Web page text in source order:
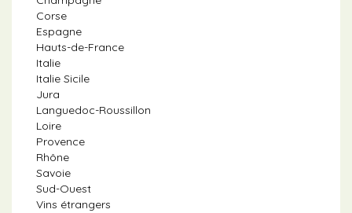
Corse
Espagne
Hauts-de-France
Italie
Italie Sicile
Jura
Languedoc-Roussillon
Loire
Provence
Rhône
Savoie
Sud-Ouest
Vins étrangers